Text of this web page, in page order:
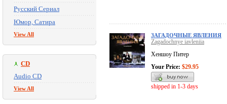
Русский Сериал
Юмор, Сатира
View All
CD
Audio CD
View All
ЗАГАДОЧНЫЕ ЯВЛЕНИЯ
Zagadochnye iavleniia
Хеншоу Питер
Your Price: $29.95
shipped in 1-3 days